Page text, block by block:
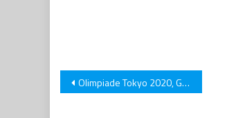
Post
Olimpiade Tokyo 2020, Greysia Polii / Apriyani Rahayu Siap Lawan Tim Tuan Rumah